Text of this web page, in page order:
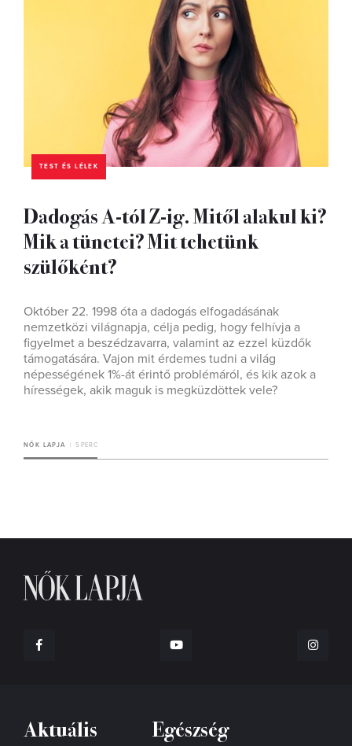
TEST ÉS LÉLEK
Dadogás A-tól Z-ig. Mitől alakul ki?
Mik a tünetei? Mit tehetünk
szülőként?
Október 22. 1998 óta a dadogás elfogadásának
nemzetközi világnapja, célja pedig, hogy felhívja a
figyelmet a beszédzavarra, valamint az ezzel küzdők
támogatására. Vajon mit érdemes tudni a világ
népességének 1%-át érintő problémáról, és kik azok a
hírességek, akik maguk is megküzdöttek vele?
NŐK LAPJA 5 PERC
Aktuális Egészség